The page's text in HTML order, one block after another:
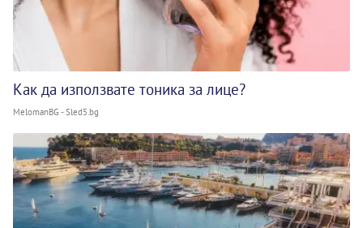
Как да използвате тоника за лице?
MelomanBG - Sled5.bg